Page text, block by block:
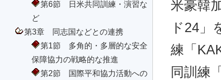
第6節 日米共同訓練・演習な
ど
第3章 同志国などとの連携
第1節 多角的・多層的な安全
保障協力の戦略的な推進
第2節 国際平和協力活動への
米豪韓
ド24」
練「
同訓練